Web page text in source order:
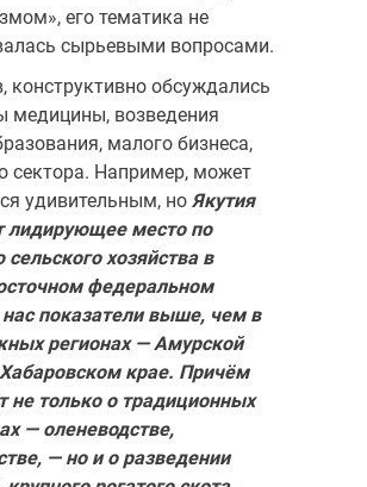
его темати­ка не
сырьевыми вопросами.
конструктивно обсуждались
медицины, возведения
малого бизнеса,
сектора. Например, может
уди­вительным, ноЯкутия
лидирующее место по
сельского хозяйства в
федеральном
нас показатели выше, чем в
регионах — Амурской
крае. Причём
не только о традицион­ных
— оленеводстве,
— но и о разведении